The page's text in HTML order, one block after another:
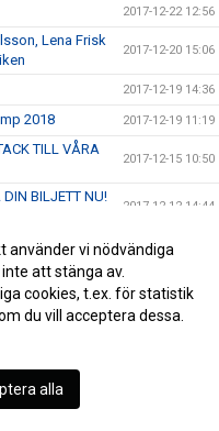
2017-12-22 12:56
Lena Frisk
2017-12-20 15:06
2017-12-19 14:36
2018 2017-12-19 11:19
TILL VÅRA
2017-12-15 10:50
BILJETT NU!
2017-12-12 14:44
& MACK kommer
2017-12-09 13:23
SM-Finalisterna
2017-12-05 17:12
- 16:00 i
webbutiker
använder vi nödvändiga
att stänga av.
cookies, t.ex. för statistik
du vill acceptera dessa.
alla